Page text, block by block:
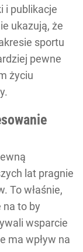
i publikacje
ukazują, że
sportu
pewne
życiu
lat pragnie
To właśnie,
to by
wsparcie
ma wpływ na